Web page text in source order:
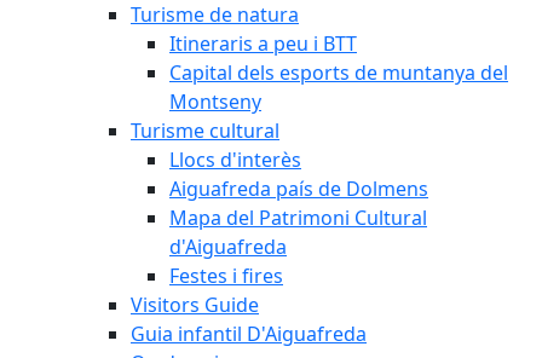
Turisme de natura
Itineraris a peu i BTT
Capital dels esports de muntanya del
Montseny
Turisme cultural
Llocs d'interès
Aiguafreda país de Dolmens
Mapa del Patrimoni Cultural
d'Aiguafreda
Festes i fires
Visitors Guide
Guia infantil D'Aiguafreda